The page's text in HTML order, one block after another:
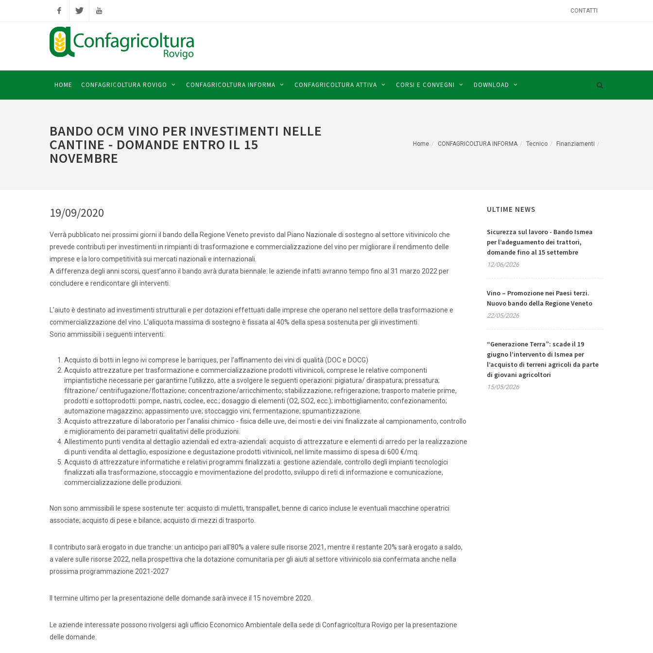
FacebookTwitter YouTube
CONTATTI
HOME CONFAGRICOLTURA ROVIGO CONFAGRICOLTURA INFORMA CONFAGRICOLTURA ATTIVA CORSI E CONVEGNI DOWNLOAD
BANDO OCM VINO PER INVESTIMENTI NELLE
CANTINE - DOMANDE ENTRO IL 15
NOVEMBRE
Home CONFAGRICOLTURA INFORMA Tecnico Finanziamenti
19/09/2020
Verrà pubblicato nei prossimi giorni il bando della Regione Veneto previsto dal Piano Nazionale di sostegno al settore vitivinicolo che
prevede contributi per investimenti in rimpianti di trasformazione e commercializzazione del vino per migliorare il rendimento delle
imprese e la loro competitività sui mercati nazionali e internazionali.
A differenza degli anni scorsi, quest’anno il bando avrà durata biennale: le aziende infatti avranno tempo fino al 31 marzo 2022 per
concludere e rendicontare gli interventi.
L’aiuto è destinato ad investimenti strutturali e per dotazioni effettuati dalle imprese che operano nel settore della trasformazione e
commercializzazione del vino. L’aliquota massima di sostegno è fissata al 40% della spesa sostenuta per gli investimenti.
Sono ammissibili i seguenti interventi:
Acquisto di botti in legno ivi comprese le barriques, per l’affinamento dei vini di qualità (DOC e DOCG)
Acquisto attrezzature per trasformazione e commercializzazione prodotti vitivinicoli, comprese le relative componenti
impiantistiche necessarie per garantirne l’utilizzo, atte a svolgere le seguenti operazioni: pigiatura/ diraspatura; pressatura;
filtrazione/ centrifugazione/flottazione; concentrazione/arricchimento; stabilizzazione; refrigerazione; trasporto materie prime,
prodotti e sottoprodotti: pompe, nastri, coclee, ecc.; dosaggio di elementi (O2, SO2, ecc.); imbottigliamento; confezionamento;
automazione magazzino; appassimento uve; stoccaggio vini; fermentazione; spumantizzazione.
Acquisto attrezzature di laboratorio per l’analisi chimico - fisica delle uve, dei mosti e dei vini finalizzate al campionamento, controllo
e miglioramento dei parametri qualitativi delle produzioni.
Allestimento punti vendita al dettaglio aziendali ed extra-aziendali: acquisto di attrezzature e elementi di arredo per la realizzazione
di punti vendita al dettaglio, esposizione e degustazione prodotti vitivinicoli, nel limite massimo di spesa di 600 €/mq.
Acquisto di attrezzature informatiche e relativi programmi finalizzati a: gestione aziendale, controllo degli impianti tecnologici
finalizzati alla trasformazione, stoccaggio e movimentazione del prodotto, sviluppo di reti di informazione e comunicazione,
commercializzazione delle produzioni.
Non sono ammissibili le spese sostenute ter: acquisto di muletti, transpallet, benne di carico incluse le eventuali macchine operatrici
associate; acquisto di pese e bilance; acquisto di mezzi di trasporto.
Il contributo sarà erogato in due tranche: un anticipo pari all'80% a valere sulle risorse 2021, mentre il restante 20% sarà erogato a saldo,
a valere sulle risorse 2022, nella prospettiva che la dotazione comunitaria per gli aiuti al settore vitivinicolo sia confermata anche nella
prossima programmazione 2021-2027
Il termine ultimo per la presentazione delle domande sarà invece il 15 novembre 2020.
Le aziende interessate possono rivolgersi agli ufficio Economico Ambientale della sede di Confagricoltura Rovigo per la presentazione
delle domande.
ULTIME NEWS
Sicurezza sul lavoro - Bando Ismea
per l’adeguamento dei trattori,
domande fino al 15 settembre
12/06/2026
Vino – Promozione nei Paesi terzi.
Nuovo bando della Regione Veneto
22/05/2026
“Generazione Terra”: scade il 19
giugno l’intervento di Ismea per
l’acquisto di terreni agricoli da parte
di giovani agricoltori
15/05/2026